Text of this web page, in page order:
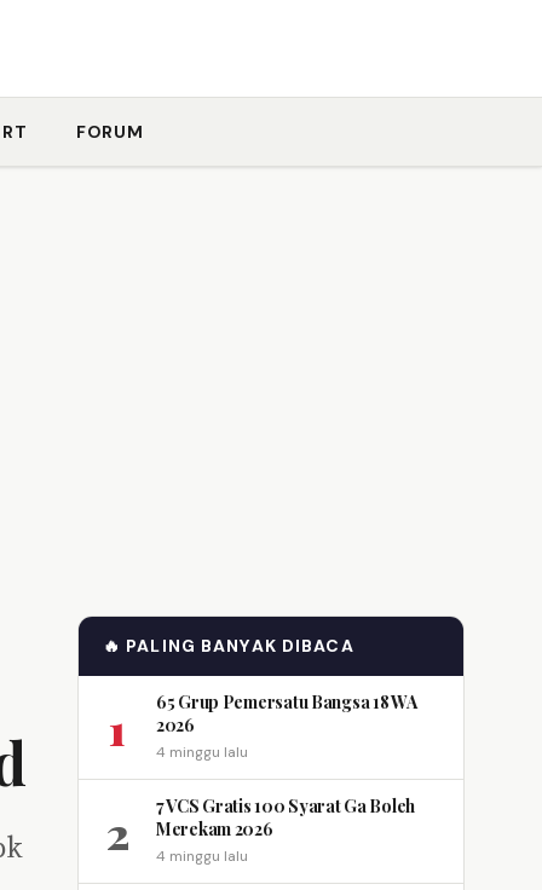
FORUM
🔥 PALING BANYAK DIBACA
1
65 Grup Pemersatu Bangsa 18 WA
2026
4 minggu lalu
2
7 VCS Gratis 100 Syarat Ga Boleh
Merekam 2026
4 minggu lalu